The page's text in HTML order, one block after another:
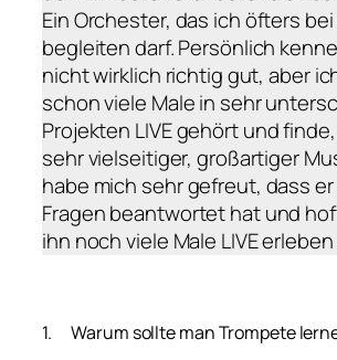
Ein Orchester, das ich öfters
begleiten darf. Persönlich
nicht wirklich richtig gut, aber
schon viele Male in sehr
Projekten LIVE gehört und
sehr vielseitiger, großartiger
habe mich sehr gefreut, dass
Fragen beantwortet hat und
ihn noch viele Male LIVE
1. Warum sollte man Trompete